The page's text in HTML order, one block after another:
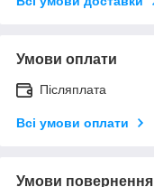
Умови оплати
Післяплата
Всі умови оплати
Умови повернення